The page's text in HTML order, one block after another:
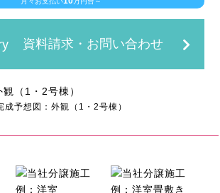
資料請求・お問い合わせ
成予想図：外観（1・2号棟）